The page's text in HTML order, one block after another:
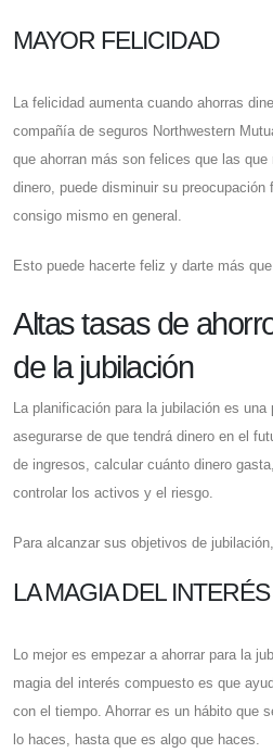
MAYOR FELICIDAD
La felicidad aumenta cuando ahorras
compañía de seguros Northwestern
que ahorran más son felices que las
dinero, puede disminuir su
consigo mismo en general.
Esto puede hacerte feliz y darte más
Altas tasas de
de la jubilación
La planificación para la jubilación es
asegurarse de que tendrá dinero en el
de ingresos, calcular cuánto dinero
controlar los activos y el riesgo.
Para alcanzar sus objetivos de
LA MAGIA DEL
Lo mejor es empezar a ahorrar para la
magia del interés compuesto es que
con el tiempo. Ahorrar es un hábito que
lo haces, hasta que es algo que haces.